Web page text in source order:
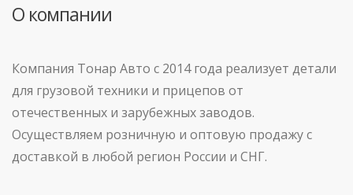
О компании
Компания Тонар Авто с 2014 года реализует детали
для грузовой техники и прицепов от
отечественных и зарубежных заводов.
Осуществляем розничную и оптовую продажу с
доставкой в любой регион России и СНГ.